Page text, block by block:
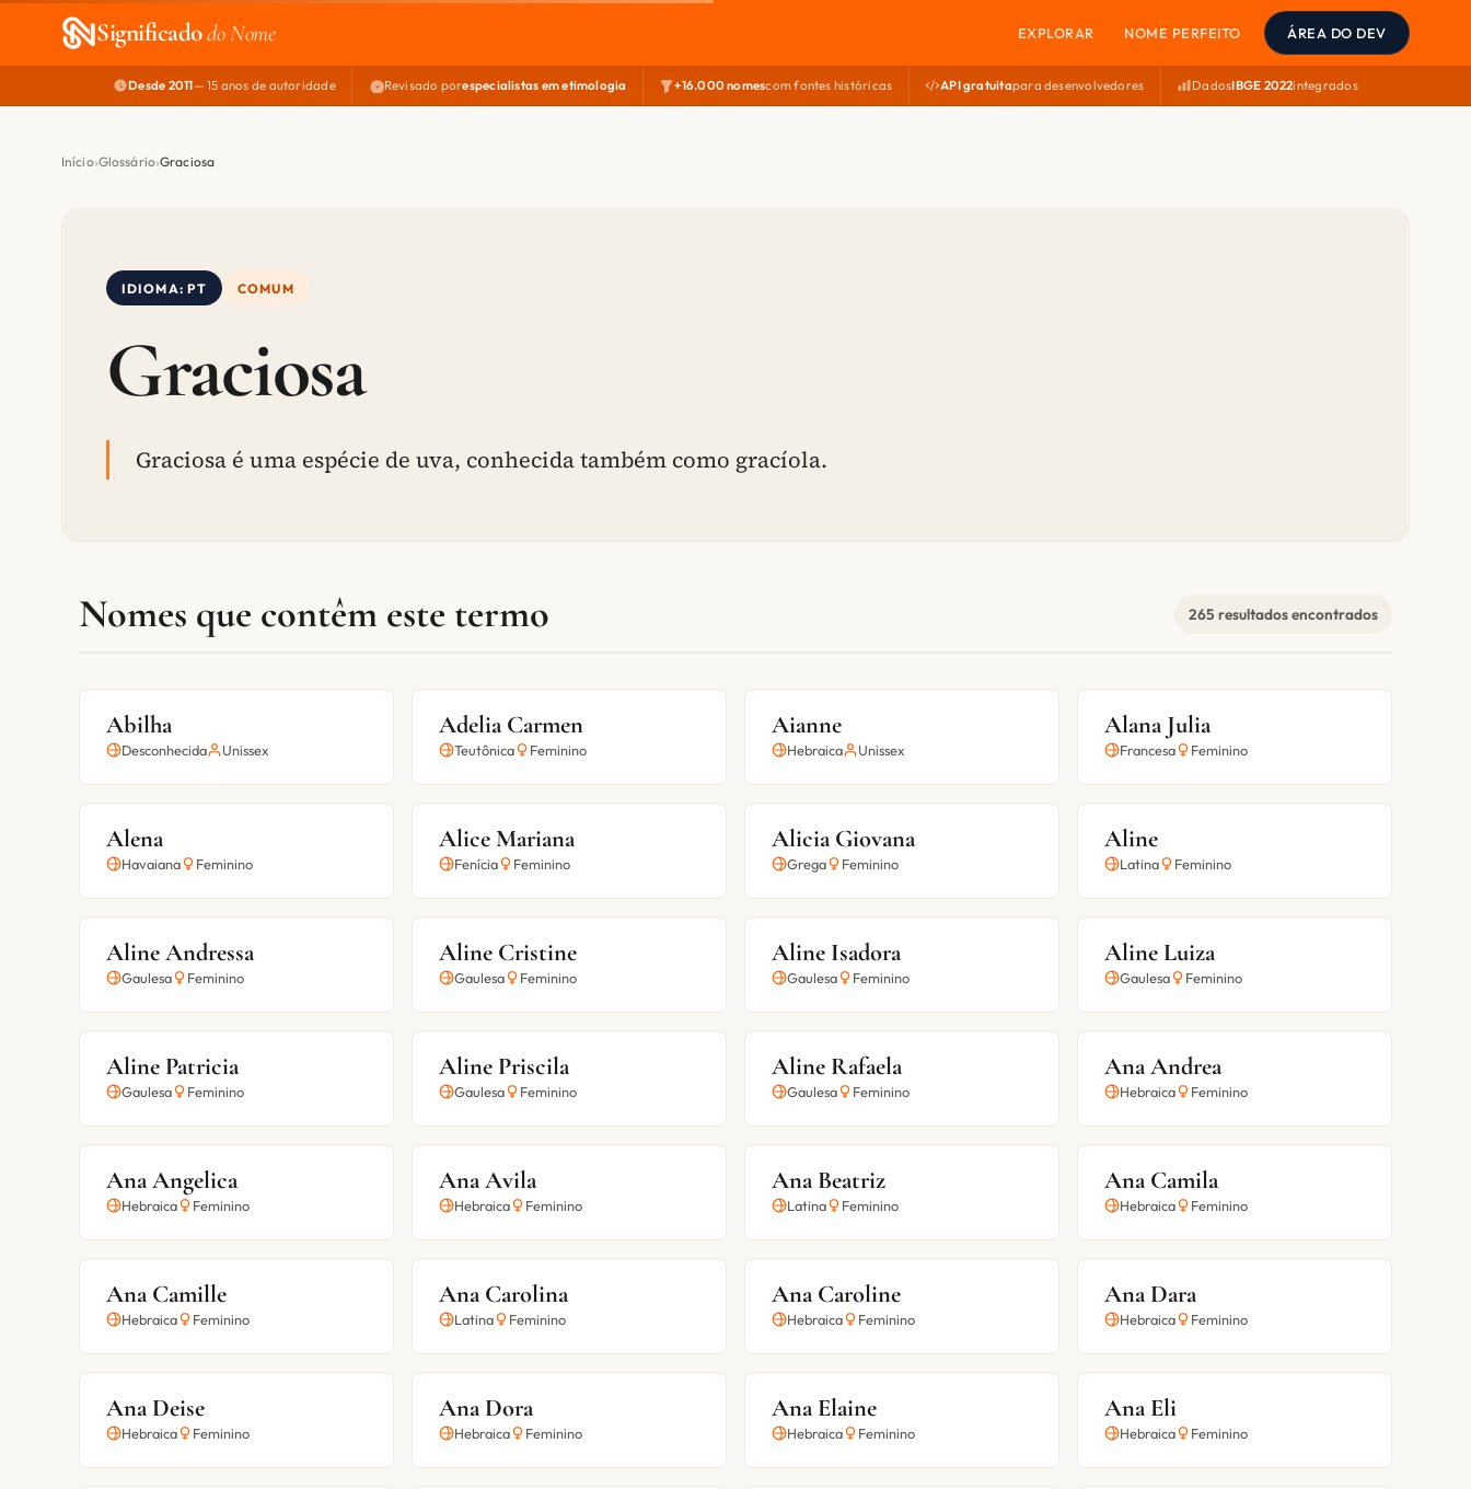
Significadodo Nome EXPLORAR NOME PERFEITO ÁREA DO DEV
Desde 2011— 15 anos de autoridade Revisado porespecialistas em etimologia +16.000 nomescom fontes históricas API gratuitapara desenvolvedores DadosIBGE 2022integrados
Início Glossário Graciosa
IDIOMA: PT COMUM
Graciosa
Graciosa é uma espécie de uva, conhecida também como gracíola.
Nomes que contêm este termo 265 resultados encontrados
Abilha
Desconhecida Unissex
Adelia Carmen
Teutônica Feminino
Aianne
Hebraica Unissex
Alana Julia
Francesa Feminino
Alena
Havaiana Feminino
Alice Mariana
Fenícia Feminino
Alicia Giovana
Grega Feminino
Aline
Latina Feminino
Aline Andressa
Gaulesa Feminino
Aline Cristine
Gaulesa Feminino
Aline Isadora
Gaulesa Feminino
Aline Luiza
Gaulesa Feminino
Aline Patricia
Gaulesa Feminino
Aline Priscila
Gaulesa Feminino
Aline Rafaela
Gaulesa Feminino
Ana Andrea
Hebraica Feminino
Ana Angelica
Hebraica Feminino
Ana Avila
Hebraica Feminino
Ana Beatriz
Latina Feminino
Ana Camila
Hebraica Feminino
Ana Camille
Hebraica Feminino
Ana Carolina
Latina Feminino
Ana Caroline
Hebraica Feminino
Ana Dara
Hebraica Feminino
Ana Deise
Hebraica Feminino
Ana Dora
Hebraica Feminino
Ana Elaine
Hebraica Feminino
Ana Eli
Hebraica Feminino